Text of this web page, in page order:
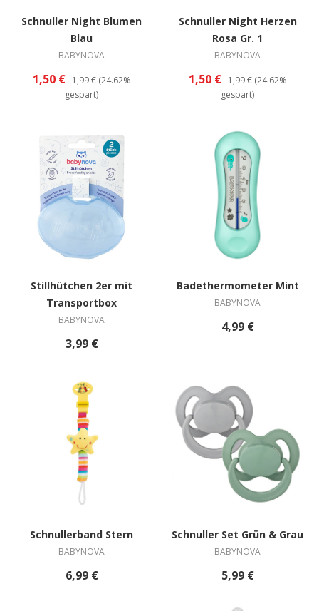
Schnuller Night Blumen
Blau
BABYNOVA
1,50 € 1,99 € (24.62%
gespart)
Schnuller Night Herzen
Rosa Gr. 1
BABYNOVA
1,50 € 1,99 € (24.62%
gespart)
Stillhütchen 2er mit
Transportbox
BABYNOVA
3,99 €
Badethermometer Mint
BABYNOVA
4,99 €
Schnullerband Stern
BABYNOVA
6,99 €
Schnuller Set Grün & Grau
BABYNOVA
5,99 €